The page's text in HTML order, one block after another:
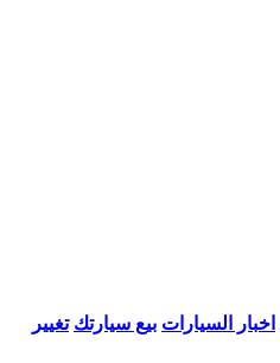
اخبار السيارات بيع سيارتك تغيير